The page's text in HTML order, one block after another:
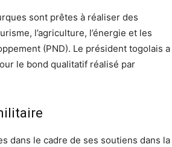
sont prêtes à réaliser des
l’agriculture, l’énergie et les
(PND). Le président togolais a
le bond qualitatif réalisé par
dans le cadre de ses soutiens dans la